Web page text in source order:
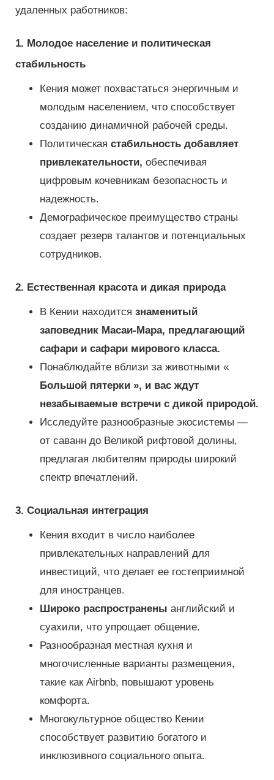
удаленных работников:
1. Молодое население и политическая
стабильность
Кения может похвастаться энергичным и
молодым населением, что способствует
созданию динамичной рабочей среды.
Политическая стабильность добавляет
привлекательности, обеспечивая
цифровым кочевникам безопасность и
надежность.
Демографическое преимущество страны
создает резерв талантов и потенциальных
сотрудников.
2. Естественная красота и дикая природа
В Кении находится знаменитый
заповедник Масаи-Мара, предлагающий
сафари и сафари мирового класса.
Понаблюдайте вблизи за животными «
Большой пятерки », и вас ждут
незабываемые встречи с дикой природой.
Исследуйте разнообразные экосистемы —
от саванн до Великой рифтовой долины,
предлагая любителям природы широкий
спектр впечатлений.
3. Социальная интеграция
Кения входит в число наиболее
привлекательных направлений для
инвестиций, что делает ее гостеприимной
для иностранцев.
Широко распространены английский и
суахили, что упрощает общение.
Разнообразная местная кухня и
многочисленные варианты размещения,
такие как Airbnb, повышают уровень
комфорта.
Многокультурное общество Кении
способствует развитию богатого и
инклюзивного социального опыта.